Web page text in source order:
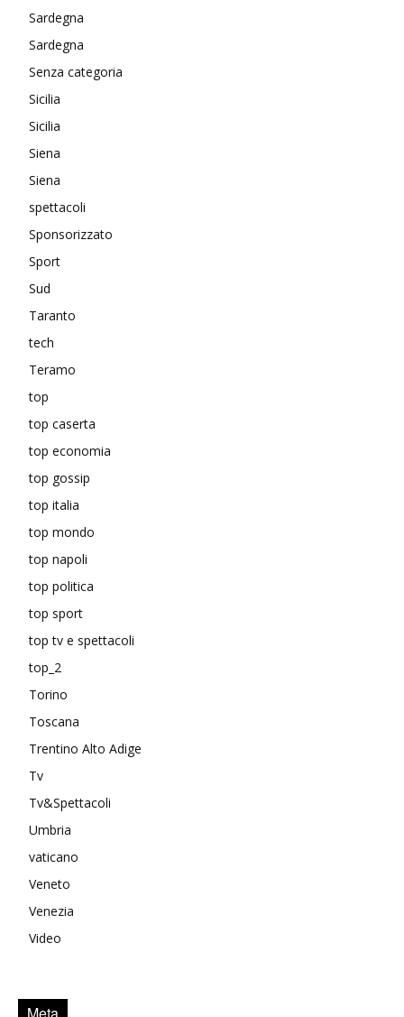
Sardegna
Sardegna
Senza categoria
Sicilia
Sicilia
Siena
Siena
spettacoli
Sponsorizzato
Sport
Sud
Taranto
tech
Teramo
top
top caserta
top economia
top gossip
top italia
top mondo
top napoli
top politica
top sport
top tv e spettacoli
top_2
Torino
Toscana
Trentino Alto Adige
Tv
Tv&Spettacoli
Umbria
vaticano
Veneto
Venezia
Video
Meta